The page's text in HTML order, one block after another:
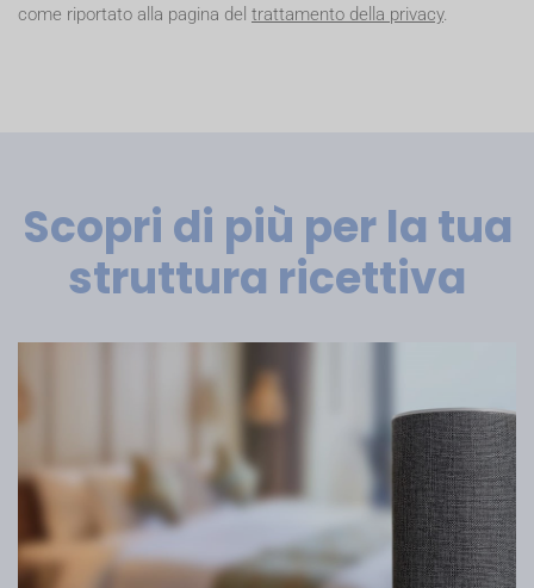
come riportato alla pagina del trattamento della privacy.
Scopri di più per la tua
struttura ricettiva